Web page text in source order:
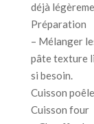
déjà
Préparation
– Mélanger
pâte texture
si besoin.
Cuisson poêle
Cuisson four